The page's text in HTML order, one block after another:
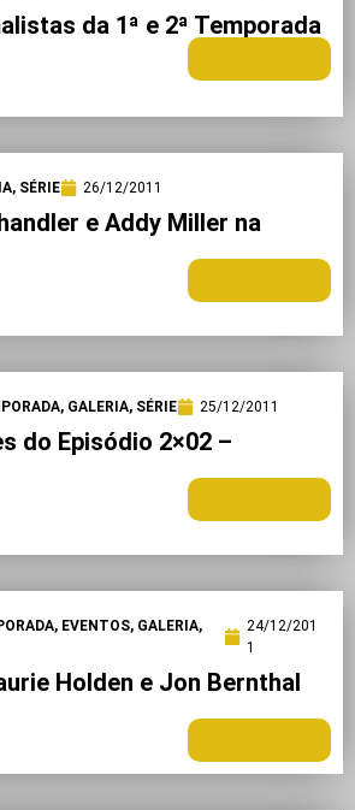
da 1ª e 2ª Temporada
, SÉRIE 26/12/2011
e Addy Miller na
, GALERIA, SÉRIE 25/12/2011
do Episódio 2×02 –
, EVENTOS, GALERIA,
24/12/201
1
Holden e Jon Bernthal